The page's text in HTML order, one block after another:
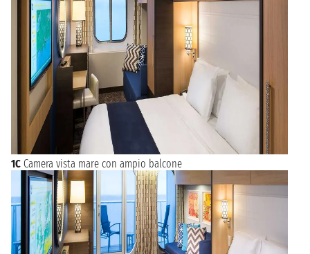
1C Camera vista mare con ampio balcone